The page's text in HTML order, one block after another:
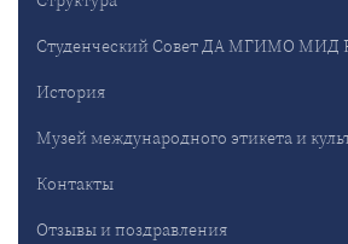
Студенческий Совет ДА МГИМО
История
Музей международного этикета и
Контакты
Отзывы и поздравления